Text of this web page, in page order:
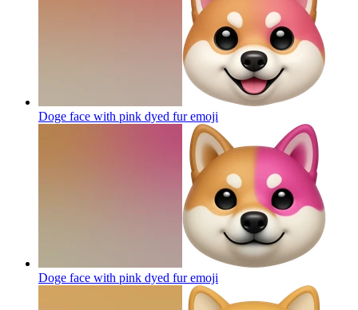
Doge face with pink dyed furemoji
Doge face with pink dyed furemoji